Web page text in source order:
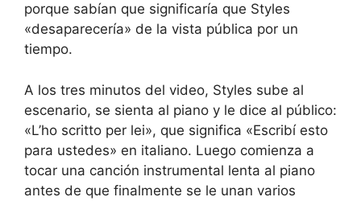
porque sabían que significaría que Styles
«desaparecería» de la vista pública por un
tiempo.
A los tres minutos del video, Styles sube al
escenario, se sienta al piano y le dice al público:
«L’ho scritto per lei», que significa «Escribí esto
para ustedes» en italiano. Luego comienza a
tocar una canción instrumental lenta al piano
antes de que finalmente se le unan varios